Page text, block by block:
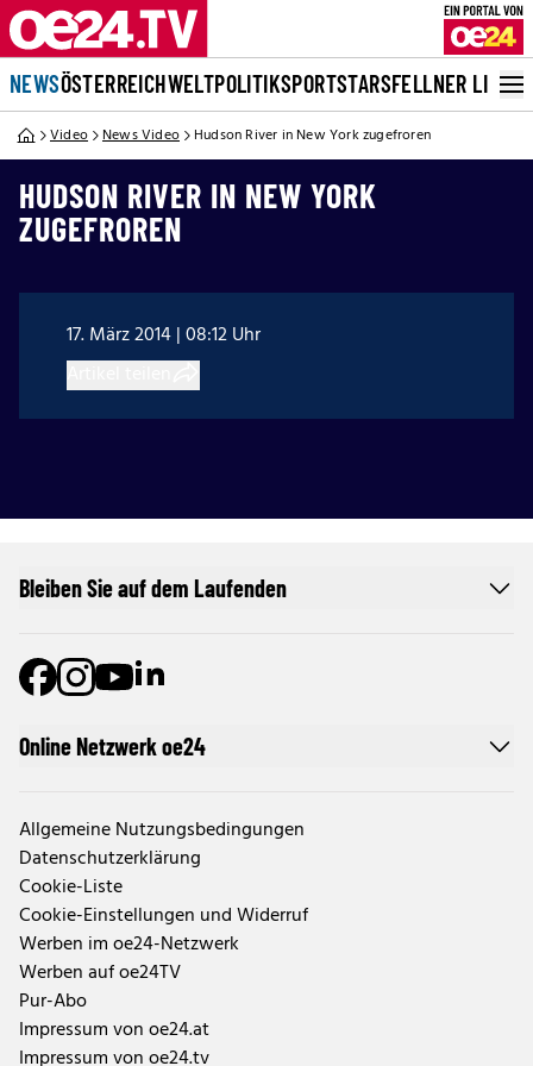
NEWSÖSTERREICHWELTPOLITIKSPORTSTARSFELLNER LIVE
Video News Video Hudson River in New York zugefroren
HUDSON RIVER IN NEW YORK
ZUGEFROREN
17. März 2014 | 08:12 Uhr
Online Netzwerk oe24
Allgemeine Nutzungsbedingungen
Datenschutzerklärung
Cookie-Liste
Cookie-Einstellungen und Widerruf
Werben im oe24-Netzwerk
Werben auf oe24TV
Pur-Abo
Impressum von oe24.at
Impressum von oe24.tv
Bleiben Sie auf dem Laufenden